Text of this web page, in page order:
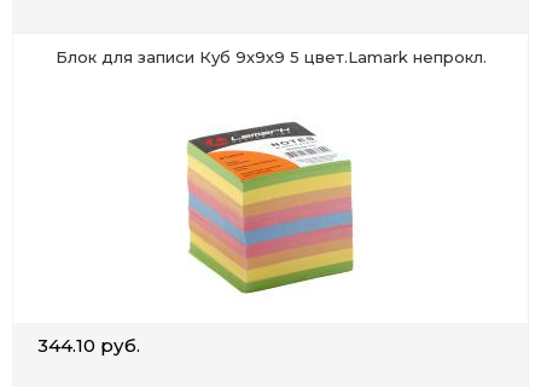
Блок для записи Куб 9х9х9 5 цвет.Lamark непрокл.
344.10 руб.